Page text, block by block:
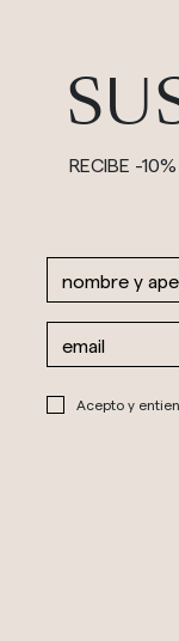
RECIBE -
Acepto y